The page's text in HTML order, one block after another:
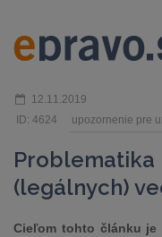
12.11.2019
ID: 4624
upozornenie pre
(legálnych)
Cieľom tohto článku je